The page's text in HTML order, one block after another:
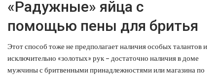
«Радужные» яйца с
помощью пены для бритья
Этот способ тоже не предполагает наличия особых талантов и
исключительно «золотых» рук – достаточно наличия в доме
мужчины с бритвенными принадлежностями или магазина по